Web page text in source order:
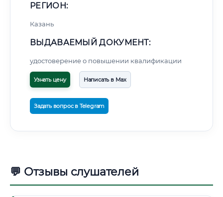
РЕГИОН:
Казань
ВЫДАВАЕМЫЙ ДОКУМЕНТ:
удостоверение о повышении квалификации
Узнать цену Написать в Max
Задать вопрос в Telegram
💬 Отзывы слушателей